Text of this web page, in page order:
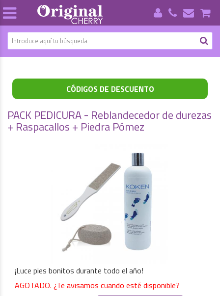
CÓDIGOS DE DESCUENTO
PACK PEDICURA - Reblandecedor de durezas
+ Raspacallos + Piedra Pómez
¡Luce pies bonitos durante todo el año!
AGOTADO. ¿Te avisamos cuando esté disponible?